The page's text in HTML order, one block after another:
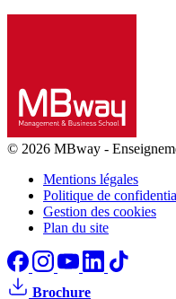
© 2026 MBway -
Mentions légales
Politique de
Gestion des cookies
Plan du site
Brochure